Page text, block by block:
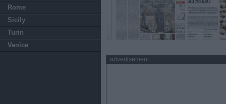
Rome
Sicily
Turin
Venice
advertisement